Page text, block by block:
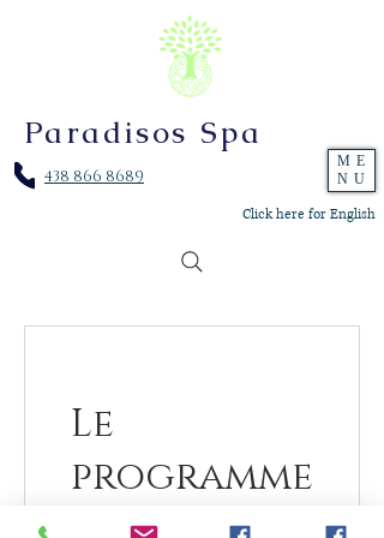
Click here for English
Paradisos Spa
438 866 8689
ME
NU
Le
programme